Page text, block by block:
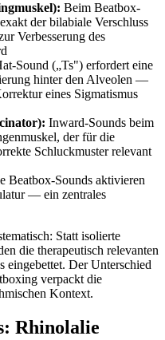
Beim Beatbox-
der bilabiale Verschluss
Verbesserung des
Sound („Ts") erfordert eine
hinter den Alveolen —
eines Sigmatismus
Inward-Sounds beim
der für die
Schluckmuster relevant
Beatbox-Sounds aktivieren
— ein zentrales
Statt isolierte
die therapeutisch relevanten
eingebettet. Der Unterschied
verpackt die
Kontext.
Rhinolalie